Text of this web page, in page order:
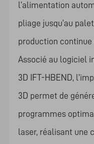
l’alimentation
pliage jusqu’au
production
Associé au logiciel
3D IFT-HBEND,
3D permet de
programmes
laser, réalisant une